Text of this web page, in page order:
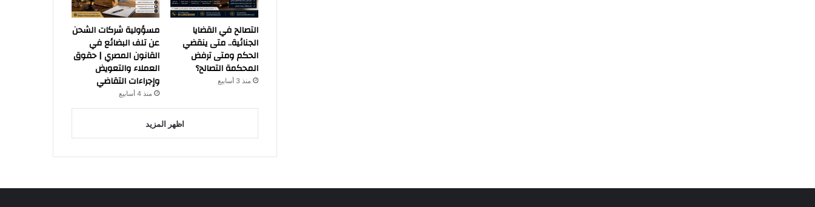
التصالح في القضايا
الجنائية.. متى ينقضي
الحكم ومتى ترفض
المحكمة التصالح؟
منذ 3 أسابيع
مسؤولية شركات الشحن
عن تلف البضائع في
القانون المصري | حقوق
العملاء والتعويض
وإجراءات التقاضي
منذ 4 أسابيع
اظهر المزيد